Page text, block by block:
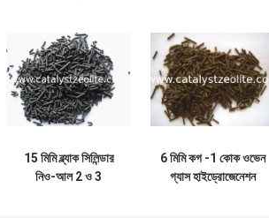
15 মিমি ব্ল্যাক সিলিন্ডার
নিও-আল 2 ও 3
6 মিমি কগ -1 কোক ওভেন
গ্যাস হাইড্রোজেনেশন